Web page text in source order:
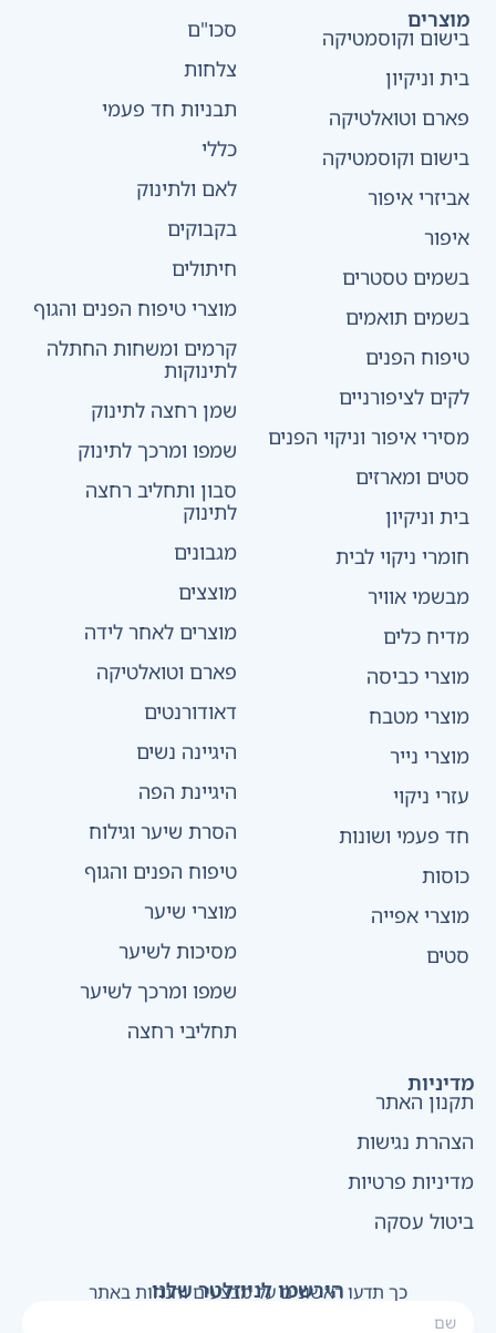
מוצרים
בישום וקוסמטיקה
בית וניקיון
פארם וטואלטיקה
בישום וקוסמטיקה
אביזרי איפור
איפור
בשמים טסטרים
בשמים תואמים
טיפוח הפנים
לקים לציפורניים
מסירי איפור וניקוי הפנים
סטים ומארזים
בית וניקיון
חומרי ניקוי לבית
מבשמי אוויר
מדיח כלים
מוצרי כביסה
מוצרי מטבח
מוצרי נייר
עזרי ניקוי
חד פעמי ושונות
כוסות
מוצרי אפייה
סטים
סכו"ם
צלחות
תבניות חד פעמי
כללי
לאם ולתינוק
בקבוקים
חיתולים
מוצרי טיפוח הפנים והגוף
קרמים ומשחות החתלה
לתינוקות
שמן רחצה לתינוק
שמפו ומרכך לתינוק
סבון ותחליב רחצה
לתינוק
מגבונים
מוצצים
מוצרים לאחר לידה
פארם וטואלטיקה
דאודורנטים
היגיינה נשים
היגיינת הפה
הסרת שיער וגילוח
טיפוח הפנים והגוף
מוצרי שיער
מסיכות לשיער
שמפו ומרכך לשיער
תחליבי רחצה
מדיניות
תקנון האתר
הצהרת נגישות
מדיניות פרטיות
ביטול עסקה
הירשמו לניוזלטר שלנו
כך תדעו ראשונים על מבצעים והנחות באתר